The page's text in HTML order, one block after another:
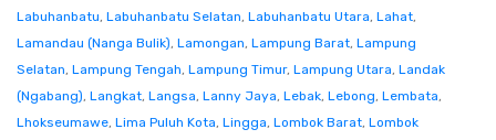
Labuhanbatu, Labuhanbatu Selatan, Labuhanbatu Utara, Lahat,
Lamandau (Nanga Bulik), Lamongan, Lampung Barat, Lampung
Selatan, Lampung Tengah, Lampung Timur, Lampung Utara, Landak
(Ngabang), Langkat, Langsa, Lanny Jaya, Lebak, Lebong, Lembata,
Lhokseumawe, Lima Puluh Kota, Lingga, Lombok Barat, Lombok